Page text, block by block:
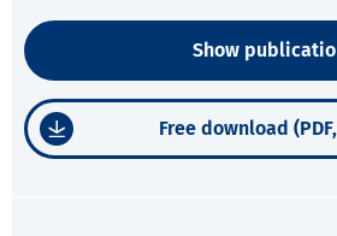
Show
Free download